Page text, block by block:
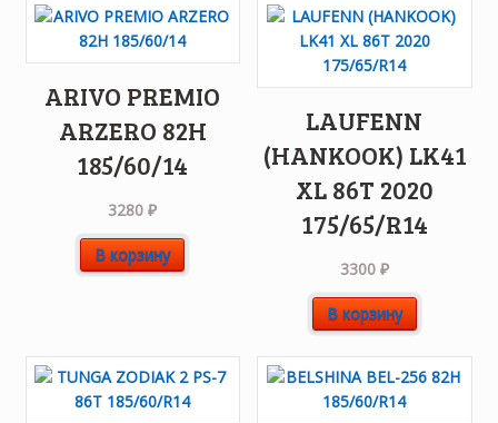
ARIVO PREMIO
ARZERO 82H
185/60/14
3280₽
В корзину
LAUFENN
(HANKOOK) LK41
XL 86T 2020
175/65/R14
3300 ₽
В корзину